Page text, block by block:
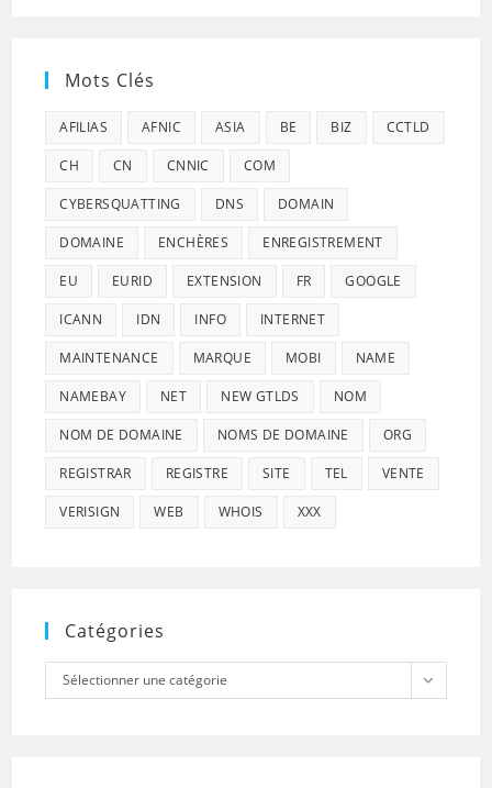
Mots Clés
AFILIAS AFNIC ASIA BE BIZ CCTLD
CH CN CNNIC COM
CYBERSQUATTING DNS DOMAIN
DOMAINE ENCHÈRES ENREGISTREMENT
EU EURID EXTENSION FR GOOGLE
ICANN IDN INFO INTERNET
MAINTENANCE MARQUE MOBI NAME
NAMEBAY NET NEW GTLDS NOM
NOM DE DOMAINE NOMS DE DOMAINE ORG
REGISTRAR REGISTRE SITE TEL VENTE
VERISIGN WEB WHOIS XXX
Catégories
Catégories
Sélectionner une catégorie